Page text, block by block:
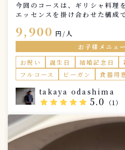
今回のコースは、ギリシャ料理
エッセンスを掛け合わせた構成
もたらす軽やかさと奥行きを、
わせました。 ”shisai
「地中海の夏 ハーブと酸の余
された大地と、乾いた風。 そ
と、柑橘の持つ清涼感。 その
な軽やかさを、一皿ごとに表現
ッキーニ、トマトといった夏野
リーブオイルのまろやかさに、
ね、 さらに発酵による旨味を加
奥行きを持たせています。 ベ
に。 焼きや揚げ、軽い煮込み
郭を引き出しながら、 重たくな
バランスで構成しています。 ま
9,900 円/人
お子様メニュ
お祝い
誕生日 結婚記念日
フルコース
ビーガン 食器用
takaya odashima
star star star star star 5.0 （1）